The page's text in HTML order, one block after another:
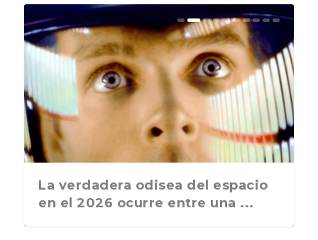
La última postal de la temporada
nos recuerda que nos vamos ...
La verdadera odisea del espacio
en el 2026 ocurre entre una ...